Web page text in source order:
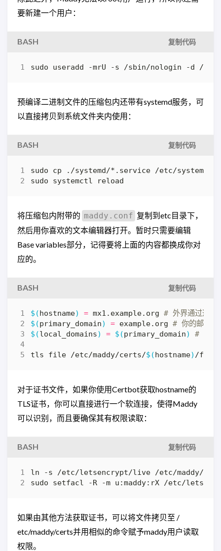
要新建一个用户：
BASH 复制代码
sudo useradd -mrU -s /sbin/nologin -d /
预编译二进制文件的压缩包内还带有systemd服务，可
以直接拷贝到系统文件夹内使用：
BASH 复制代码
sudo systemctl reload
将压缩包内附带的 maddy.conf 复制到etc目录下，
然后用你喜欢的文本编辑器打开。暂时只需要编辑
Base variables部分，记得要将上面的内容都换成你对
应的。
BASH 复制代码
$(hostname) = mx1.example.org # 外界通过这个
$(primary_domain) = example.org # 你的邮箱
$(local_domains) = $(primary_domain) # @后
tls file /etc/maddy/certs/$(hostname) /
对于证书文件，如果你使用Certbot获取hostname的
TLS证书，你可以直接进行一个软连接，使得Maddy
可以识别，而且要确保其有权限读取：
BASH 复制代码
sudo setfacl -R -m u:maddy:rX /etc/
如果由其他方法获取证书，可以将文件拷贝至 /
etc/maddy/certs并用相似的命令赋予maddy用户读取
权限。